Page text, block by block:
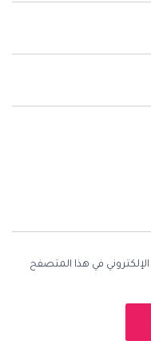
في هذا المتصفح